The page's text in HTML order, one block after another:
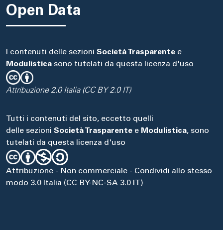
Open Data
I contenuti delle sezioni Società Trasparente e
Modulistica sono tutelati da questa licenza d'uso
Attribuzione 2.0 Italia (CC BY 2.0 IT)
Tutti i contenuti del sito, eccetto quelli
delle sezioni Società Trasparente e Modulistica, sono
tutelati da questa licenza d'uso
Attribuzione - Non commerciale - Condividi allo stesso
modo 3.0 Italia (CC BY-NC-SA 3.0 IT)